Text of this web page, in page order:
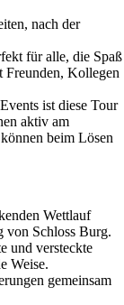
nach der
für alle, die Spaß
Freunden, Kollegen
ist diese Tour
aktiv am
beim Lösen
Wettlauf
von Schloss Burg.
und versteckte
Weise.
gemeinsam